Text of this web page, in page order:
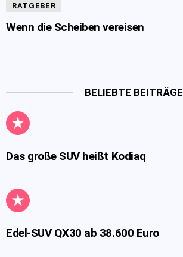
RATGEBER
Wenn die Scheiben vereisen
BELIEBTE BEITRÄGE
Das große SUV heißt Kodiaq
Edel-SUV QX30 ab 38.600 Euro